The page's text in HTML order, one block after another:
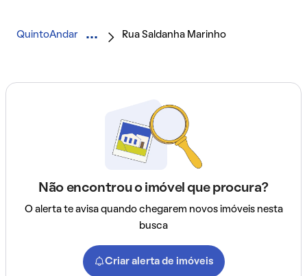
QuintoAndar Rua Saldanha Marinho
Não encontrou o imóvel que procura?
O alerta te avisa quando chegarem novos imóveis nesta
busca
Criar alerta de imóveis